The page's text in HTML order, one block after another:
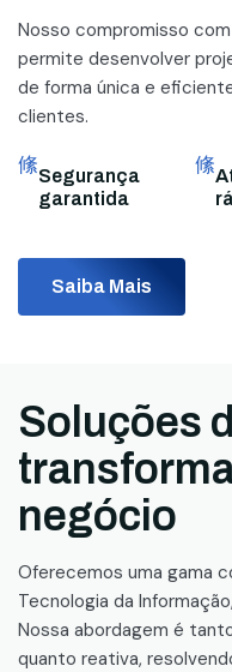
Nosso compromisso
permite desenvolver
de forma única e
clientes.
Segurança
garantida
Saiba Mais
Soluções
negócio
Oferecemos uma gama
Tecnologia da
Nossa abordagem é
quanto reativa,